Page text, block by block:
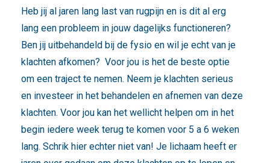
Heb jij al jaren lang last van rugpijn en is dit al erg
lang een probleem in jouw dagelijks functioneren?
Ben jij uitbehandeld bij de fysio en wil je echt van je
klachten afkomen? Voor jou is het de beste optie
om een traject te nemen. Neem je klachten serieus
en investeer in het behandelen en afnemen van deze
klachten. Voor jou kan het wellicht helpen om in het
begin iedere week terug te komen voor 5 a 6 weken
lang. Schrik hier echter niet van! Je lichaam heeft er